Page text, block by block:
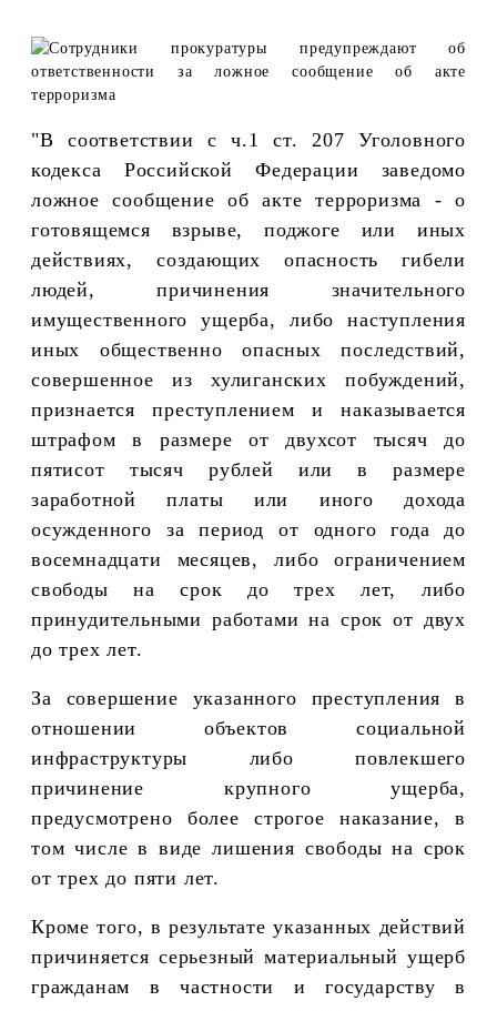
"В соответствии с ч.1 ст. 207 Уголовного
кодекса Российской Федерации заведомо
ложное сообщение об акте терроризма - о
готовящемся взрыве, поджоге или иных
действиях, создающих опасность гибели
людей, причинения значительного
имущественного ущерба, либо наступления
иных общественно опасных последствий,
совершенное из хулиганских побуждений,
признается преступлением и наказывается
штрафом в размере от двухсот тысяч до
пятисот тысяч рублей или в размере
заработной платы или иного дохода
осужденного за период от одного года до
восемнадцати месяцев, либо ограничением
свободы на срок до трех лет, либо
принудительными работами на срок от двух
до трех лет.
За совершение указанного преступления в
отношении объектов социальной
инфраструктуры либо повлекшего
причинение крупного ущерба,
предусмотрено более строгое наказание, в
том числе в виде лишения свободы на срок
от трех до пяти лет.
Кроме того, в результате указанных действий
причиняется серьезный материальный ущерб
гражданам в частности и государству в